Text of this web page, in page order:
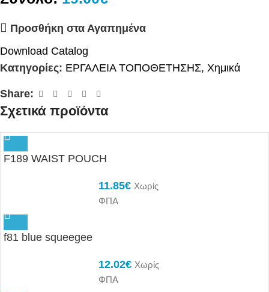
Προσθήκη στα Αγαπημένα
Download Catalog
Κατηγορίες: ΕΡΓΑΛΕΙΑ ΤΟΠΟΘΕΤΗΣΗΣ, Χημικά
Share:
Σχετικά προϊόντα
F189 WAIST POUCH
11.85€ Χωρίς
ΦΠΑ
f81 blue squeegee
12.02€ Χωρίς
ΦΠΑ